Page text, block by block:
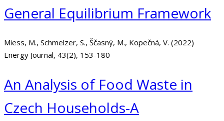
General Equilibrium Framework
Miess, M., Schmelzer, S., Ščasný, M., Kopečná, V. (2022)
Energy Journal, 43(2), 153-180
An Analysis of Food Waste in
Czech Households-A